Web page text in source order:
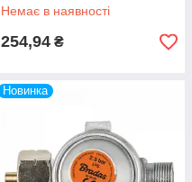
Немає в наявності
254,94 ₴
Новинка